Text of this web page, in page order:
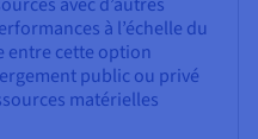
à l’échelle du
entre cette option
public ou privé
matérielles